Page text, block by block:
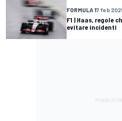
FORMULA 17 feb
F1 | Haas, regole
evitare incidenti